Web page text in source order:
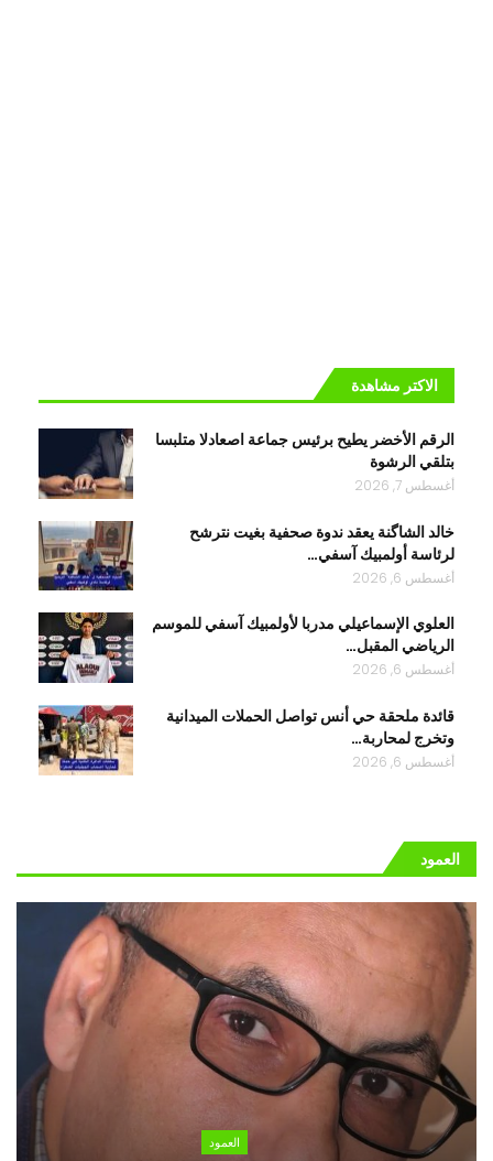
الاكتر مشاهدة
الرقم الأخضر يطيح برئيس جماعة اصعادلا متلبسا
بتلقي الرشوة
أغسطس 7, 2026
خالد الشاگنة يعقد ندوة صحفية بغيت نترشح
لرئاسة أولمبيك آسفي…
أغسطس 6, 2026
العلوي الإسماعيلي مدربا لأولمبيك آسفي للموسم
الرياضي المقبل…
أغسطس 6, 2026
قائدة ملحقة حي أنس تواصل الحملات الميدانية
وتخرج لمحاربة…
أغسطس 6, 2026
العمود
العمود